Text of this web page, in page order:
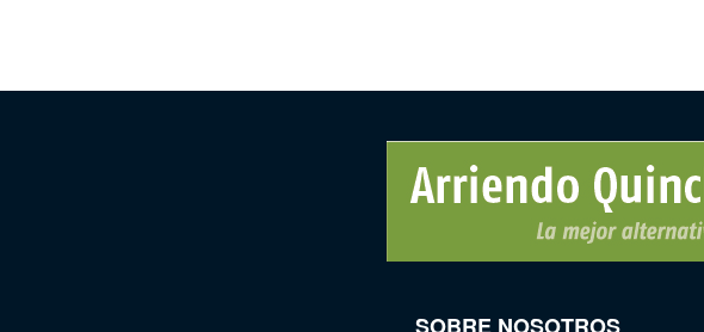
SOBRE NOSOTROS